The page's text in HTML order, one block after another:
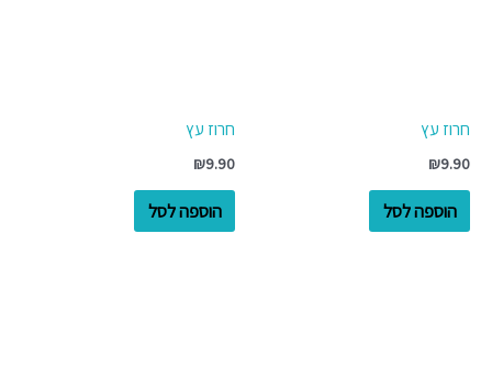
חרוז עץ
₪9.90
הוספה לסל
חרוז עץ
₪9.90
הוספה לסל